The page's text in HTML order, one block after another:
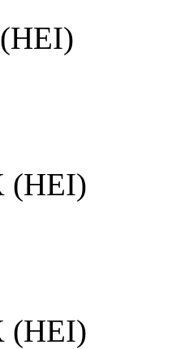
(HEI)
(HEI)